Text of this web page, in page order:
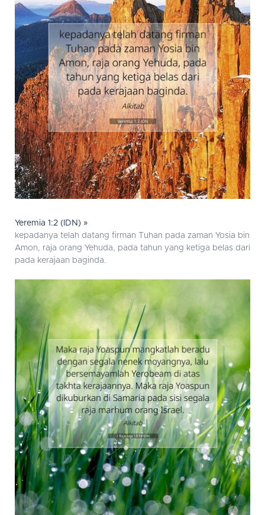
Yeremia 1:2 (IDN) »
kepadanya telah datang firman Tuhan pada zaman Yosia bin
Amon, raja orang Yehuda, pada tahun yang ketiga belas dari
pada kerajaan baginda.